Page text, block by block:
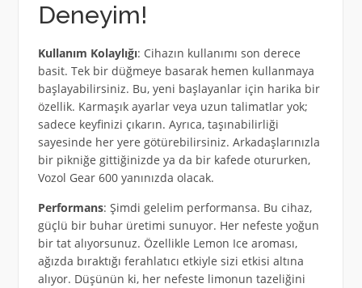
Deneyim!
Kullanım Kolaylığı: Cihazın kullanımı son derece
basit. Tek bir düğmeye basarak hemen kullanmaya
başlayabilirsiniz. Bu, yeni başlayanlar için harika bir
özellik. Karmaşık ayarlar veya uzun talimatlar yok;
sadece keyfinizi çıkarın. Ayrıca, taşınabilirliği
sayesinde her yere götürebilirsiniz. Arkadaşlarınızla
bir pikniğe gittiğinizde ya da bir kafede otururken,
Vozol Gear 600 yanınızda olacak.
Performans: Şimdi gelelim performansa. Bu cihaz,
güçlü bir buhar üretimi sunuyor. Her nefeste yoğun
bir tat alıyorsunuz. Özellikle Lemon Ice aroması,
ağızda bıraktığı ferahlatıcı etkiyle sizi etkisi altına
alıyor. Düşünün ki, her nefeste limonun tazeliğini